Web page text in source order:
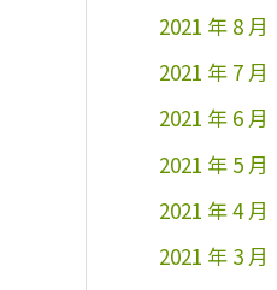
2021 年 8 月
2021 年 7 月
2021 年 6 月
2021 年 5 月
2021 年 4 月
2021 年 3 月